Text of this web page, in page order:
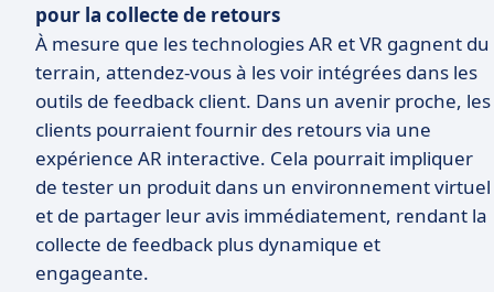
pour la collecte de retours
À mesure que les technologies AR et VR gagnent du
terrain, attendez-vous à les voir intégrées dans les
outils de feedback client. Dans un avenir proche, les
clients pourraient fournir des retours via une
expérience AR interactive. Cela pourrait impliquer
de tester un produit dans un environnement virtuel
et de partager leur avis immédiatement, rendant la
collecte de feedback plus dynamique et
engageante.